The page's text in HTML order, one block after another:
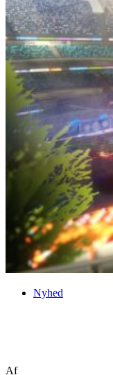
Nyhed
Af